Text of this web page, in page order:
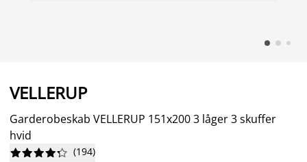
VELLERUP
Garderobeskab VELLERUP 151x200 3 låger 3 skuffer
hvid





 (194)